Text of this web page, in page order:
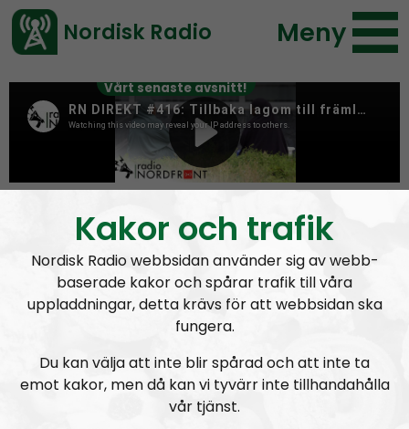
Vårt senaste avsnitt!
Nordisk Radio Meny
Kakor och trafik
Nordisk Radio webbsidan använder sig av webb-
baserade kakor och spårar trafik till våra
uppladdningar, detta krävs för att webbsidan ska
fungera.
Du kan välja att inte blir spårad och att inte ta
emot kakor, men då kan vi tyvärr inte tillhandahålla
vår tjänst.